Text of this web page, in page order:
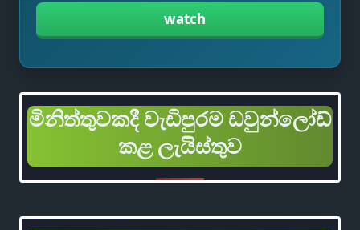
watch
මිනිත්තුවකදී වැඩිපුරම ඩවුන්ලෝඩ්
කළ ලැයිස්තුව